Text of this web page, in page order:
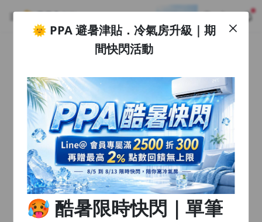
註冊領取 上千元優惠券！
公告
🌞 PPA 避暑津貼．冷氣房升級｜期間快閃活動
🥵 酷暑限時快閃｜單筆滿 NT$2,500 現折 NT$300、再贈最高
2% 點數回饋！🚀 酷暑來襲．偷偷在冷氣房升級 📈⭐️ 【冷氣房
進修 限時開跑】◾單筆滿 NT$2,500 現折 NT$300◾活動期間：
即日起 - 8/13（只有一週）-📣 酷暑季好康 \ 再加碼 /→ 點數回饋
無上限🔥購買任一課程 or 訂閱✅ 消費即享回饋 1% 點數✅ 滿
$5,000 回饋 2% 點數🎁 此為 PPA 官方帳號 Line@ 專屬活動，加
入好友👉 享有「渠道專屬活動」及「個人化推播」！
4 天前
查看全部
沒有描述
1.0x
播放速度
2.0x
1.75x
追蹤列表 播放清單
沒有播放清單
去逛逛
返回播放器
清除全部
🌞 PPA 避暑津貼．冷氣房升級｜期
間快閃活動
🥵 酷暑限時快閃｜單筆